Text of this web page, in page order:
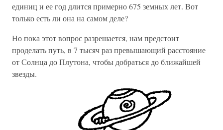
единиц и ее год длится примерно 675 земных лет. Вот
только есть ли она на самом деле?
Но пока этот вопрос разрешается, нам предстоит
проделать путь, в 7 тысяч раз превышающий расстояние
от Солнца до Плутона, чтобы добраться до ближайшей
звезды.